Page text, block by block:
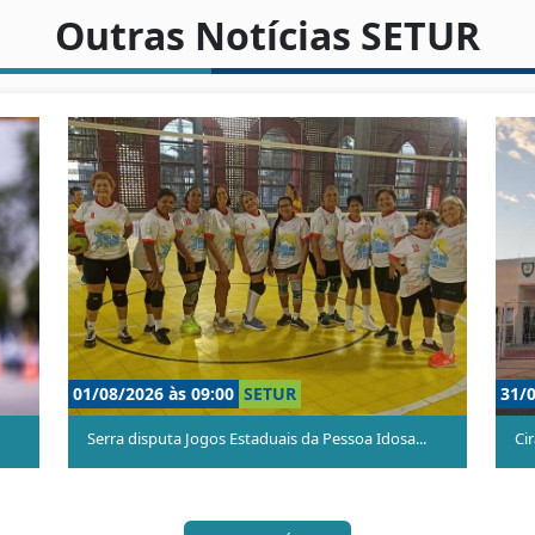
Outras Notícias SETUR
30/07/2026 às 09:00 SETUR
Serra Motofest reúne rock e motos em Jacaraíp...